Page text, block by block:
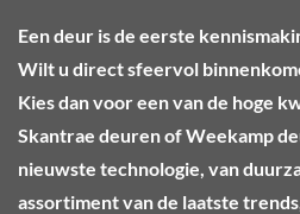
Een deur is de eerste
Wilt u direct sfeervol
Kies dan voor een van de hoge
Skantrae deuren of Weekamp
nieuwste technologie, van
assortiment van de laatste